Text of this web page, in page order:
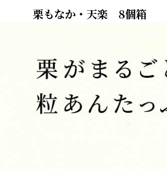
栗もなか・天楽 8個箱